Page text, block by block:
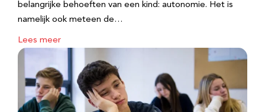
belangrijke behoeften van een kind: autonomie. Het is
namelijk ook meteen de…
Lees meer